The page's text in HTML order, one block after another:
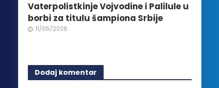
Vaterpolistkinje Vojvodine i Palilule u
borbi za titulu šampiona Srbije
11/05/2026
Dodaj komentar